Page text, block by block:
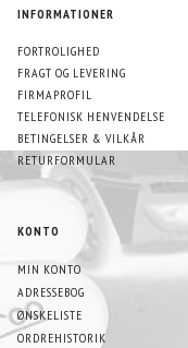
INFORMATIONER
FORTROLIGHED
FRAGT OG LEVERING
FIRMAPROFIL
TELEFONISK HENVENDELSE
BETINGELSER & VILKÅR
RETURFORMULAR
KONTO
MIN KONTO
ADRESSEBOG
ØNSKELISTE
ORDREHISTORIK